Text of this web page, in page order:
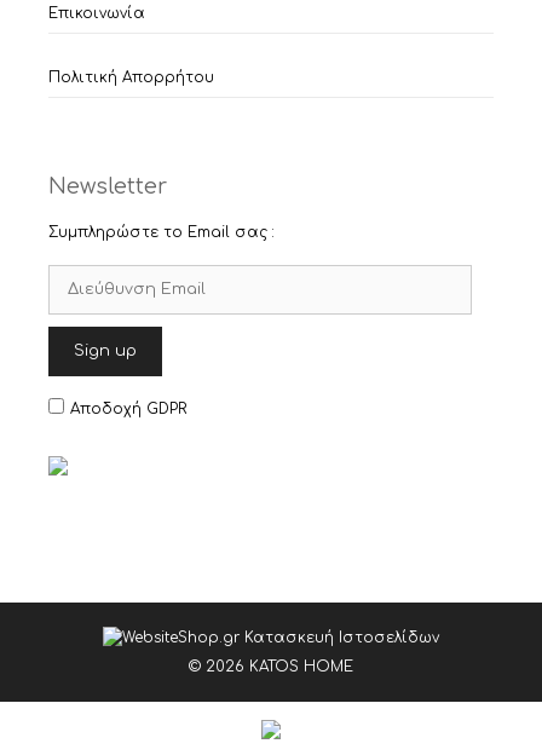
Επικοινωνία
Πολιτική Απορρήτου
Newsletter
Συμπληρώστε το Email σας :
Αποδοχή GDPR
© 2026 KATOS HOME